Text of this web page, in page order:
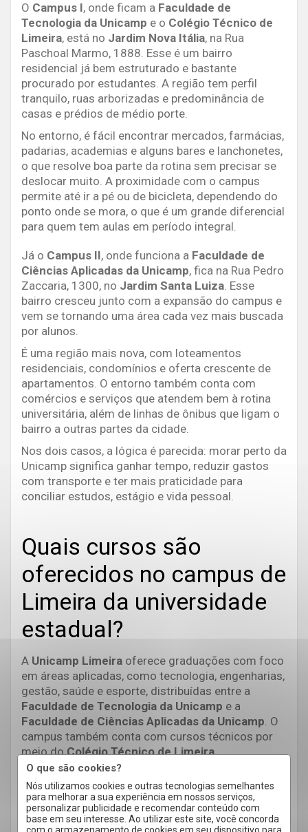
O que são cookies?
Nós utilizamos cookies e outras tecnologias semelhantes
para melhorar a sua experiência em nossos serviços,
personalizar publicidade e recomendar conteúdo com
base em seu interesse. Ao utilizar este site, você concorda
O Campus I, onde ficam a Faculdade de
Tecnologia da Unicamp e o Colégio Técnico de
Limeira, está no Jardim Nova Itália, na Rua
Paschoal Marmo, 1888. Esse é um bairro
residencial já bem estruturado e bastante
procurado por estudantes. A região tem perfil
tranquilo, ruas arborizadas e predominância de
casas e prédios de médio porte.
No entorno, é fácil encontrar mercados, farmácias,
padarias, academias e alguns bares e lanchonetes,
o que resolve boa parte da rotina sem precisar se
deslocar muito. A proximidade com o campus
permite até ir a pé ou de bicicleta, dependendo do
ponto onde se mora, o que é um grande diferencial
para quem tem aulas em período integral.
Já o Campus II, onde funciona a Faculdade de
Ciências Aplicadas da Unicamp, fica na Rua Pedro
Zaccaria, 1300, no Jardim Santa Luiza. Esse
bairro cresceu junto com a expansão do campus e
vem se tornando uma área cada vez mais buscada
por alunos.
É uma região mais nova, com loteamentos
residenciais, condomínios e oferta crescente de
apartamentos. O entorno também conta com
comércios e serviços que atendem bem à rotina
universitária, além de linhas de ônibus que ligam o
bairro a outras partes da cidade.
Nos dois casos, a lógica é parecida: morar perto da
Unicamp significa ganhar tempo, reduzir gastos
com transporte e ter mais praticidade para
conciliar estudos, estágio e vida pessoal.
Quais cursos são
oferecidos no campus de
Limeira da universidade
estadual?
A Unicamp Limeira oferece graduações com foco
em áreas aplicadas, como tecnologia, engenharias,
gestão, saúde e esporte, distribuídas entre a
Faculdade de Tecnologia da Unicamp e a
Faculdade de Ciências Aplicadas da Unicamp. O
campus também conta com cursos técnicos por
meio doColégio Técnico de Limeira.
Para conferir mais detalhes sobre cada formação,
o ideal é consultar a página oficial da universidade